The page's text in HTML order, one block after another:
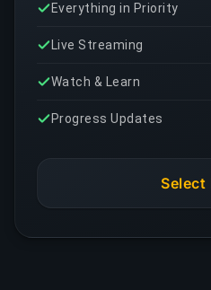
Everything in Priority
Live Streaming
Watch & Learn
Progress Updates
Select